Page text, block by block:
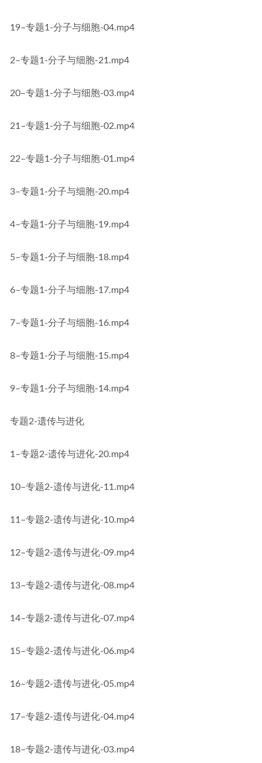
19–专题1-分子与细胞-04.mp4
2–专题1-分子与细胞-21.mp4
20–专题1-分子与细胞-03.mp4
21–专题1-分子与细胞-02.mp4
22–专题1-分子与细胞-01.mp4
3–专题1-分子与细胞-20.mp4
4–专题1-分子与细胞-19.mp4
5–专题1-分子与细胞-18.mp4
6–专题1-分子与细胞-17.mp4
7–专题1-分子与细胞-16.mp4
8–专题1-分子与细胞-15.mp4
9–专题1-分子与细胞-14.mp4
专题2-遗传与进化
1–专题2-遗传与进化-20.mp4
10–专题2-遗传与进化-11.mp4
11–专题2-遗传与进化-10.mp4
12–专题2-遗传与进化-09.mp4
13–专题2-遗传与进化-08.mp4
14–专题2-遗传与进化-07.mp4
15–专题2-遗传与进化-06.mp4
16–专题2-遗传与进化-05.mp4
17–专题2-遗传与进化-04.mp4
18–专题2-遗传与进化-03.mp4